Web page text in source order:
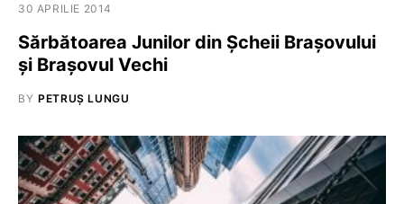
30 APRILIE 2014
Sărbătoarea Junilor din Șcheii Brașovului
și Brașovul Vechi
BY PETRUȘ LUNGU